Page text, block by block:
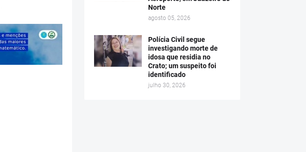
Norte
agosto 05, 2026
Polícia Civil segue
investigando morte de
idosa que residia no
Crato; um suspeito foi
identificado
julho 30, 2026